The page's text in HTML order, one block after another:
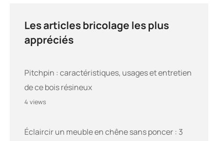
Les articles bricolage les plus
appréciés
Pitchpin : caractéristiques, usages et entretien
de ce bois résineux
4 views
Éclaircir un meuble en chêne sans poncer : 3